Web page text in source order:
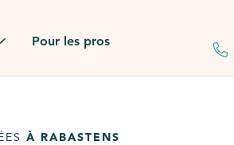
Pour les pros
À RABASTENS